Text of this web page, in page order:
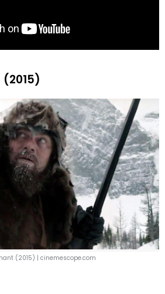
(2015)
(2015) | cinemescope.com